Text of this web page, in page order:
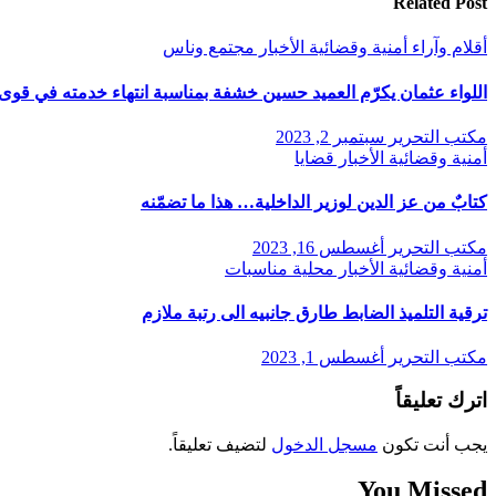
أقلام وآراء أمنية وقضائية الأخبار مجتمع وناس
اللواء عثمان يكرّم العميد حسين خشفة بمناسبة انتهاء خدمته في قوى
مكتب التحرير سبتمبر 2, 2023
أمنية وقضائية الأخبار قضايا
كتابٌ من عز الدين لوزير الداخلية… هذا ما تضمّنه
مكتب التحرير
أغسطس 16, 2023
أمنية وقضائية الأخبار محلية مناسبات
ترقية التلميذ الضابط طارق جانبيه الى رتبة ملازم
مكتب التحرير أغسطس 1, 2023
اترك تعليقاً
يجب أنت تكون مسجل الدخول لتضيف تعليقاً.